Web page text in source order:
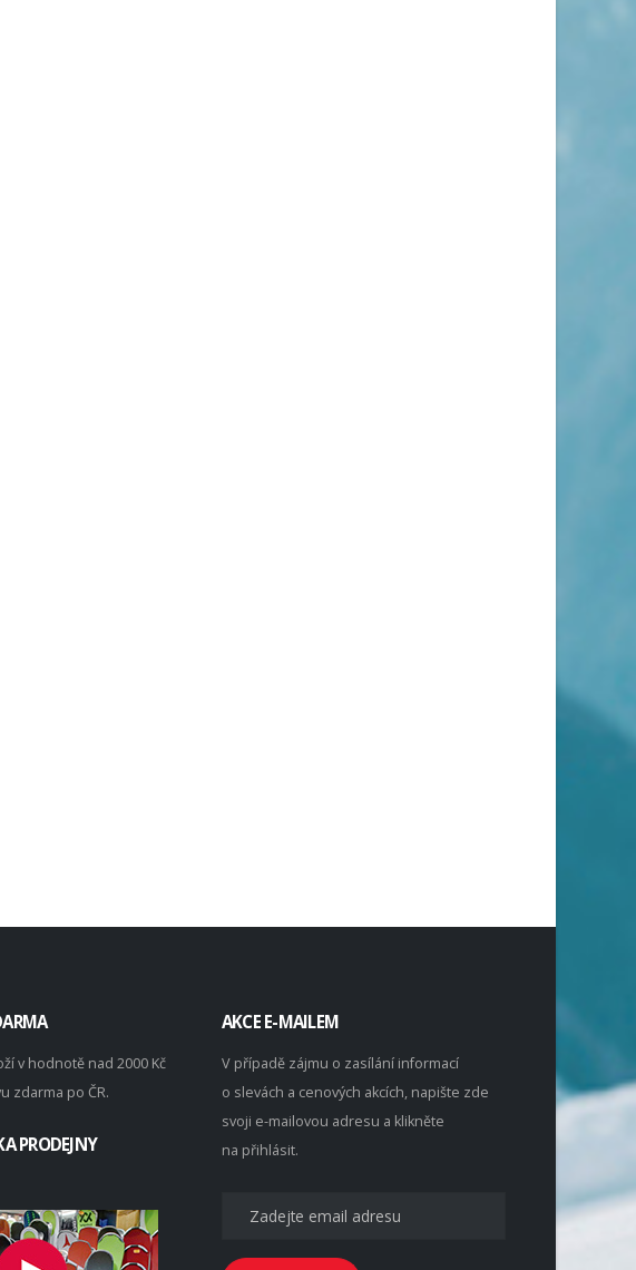
v hodnotě nad 2000 Kč
zdarma po ČR.
PRODEJNY
AKCE E-MAILEM
V případě zájmu o zasílání informací
o slevách a cenových akcích, napište zde
svoji e-mailovou adresu a klikněte
na přihlásit.